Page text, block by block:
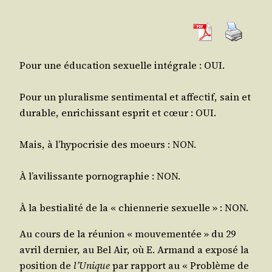
Pour une édu­ca­tion sexuelle inté­grale : OUI.
Pour un plu­ra­lisme sen­ti­men­tal et affec­tif, sain et
durable, enri­chis­sant esprit et cœur : OUI.
Mais, à l’hy­po­cri­sie des moeurs : NON.
À l’a­vi­lis­sante por­no­gra­phie : NON.
À la bes­tia­li­té de la « chien­ne­rie sexuelle » : NON.
Au cours de la réunion « mou­ve­men­tée » du 29
avril der­nier, au Bel Air, où E. Armand a expo­sé la
posi­tion de l’U­niquepar rap­port au « Pro­blème de